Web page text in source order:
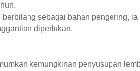
sebagai bahan pengering, ia
diperlukan.
kemungkinan penyusupan